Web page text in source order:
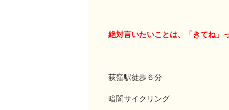
絶対言いたいことは、「きてね」
荻窪駅徒歩６分
暗闇サイクリング